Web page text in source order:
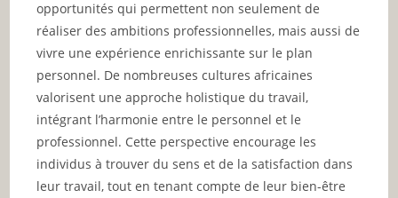
opportunités qui permettent non seulement de
réaliser des ambitions professionnelles, mais aussi de
vivre une expérience enrichissante sur le plan
personnel. De nombreuses cultures africaines
valorisent une approche holistique du travail,
intégrant l’harmonie entre le personnel et le
professionnel. Cette perspective encourage les
individus à trouver du sens et de la satisfaction dans
leur travail, tout en tenant compte de leur bien-être